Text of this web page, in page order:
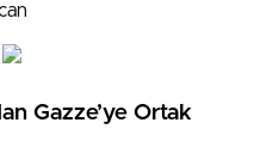
Gazze’ye Ortak